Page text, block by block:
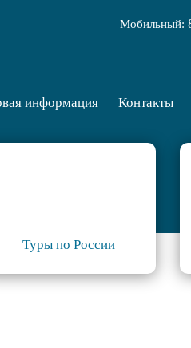
Мобильный:
информация Контакты
Туры по России